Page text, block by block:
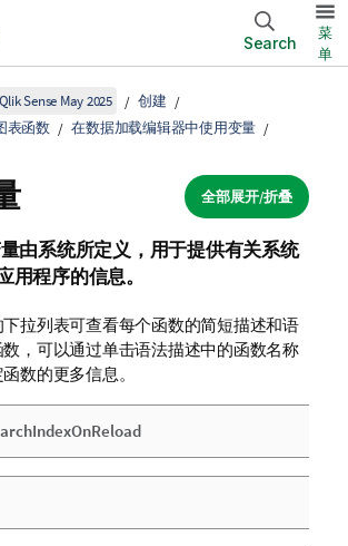
Search
菜
单
Sense May 2025
创建
表函数
在数据加载编辑器中使用变量
全部展开/折叠
由系统所定义，用于提供有关系统
用程序的信息。
拉列表可查看每个函数的简短描述和语
，可以通过单击语法描述中的函数名称
数的更多信息。